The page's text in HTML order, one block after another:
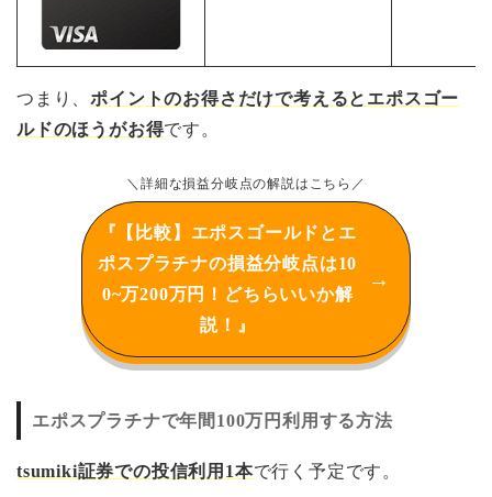
つまり、ポイントのお得さだけで考えるとエポスゴー
ルドのほうがお得です。
＼詳細な損益分岐点の解説はこちら／
『【比較】エポスゴールドとエ
ポスプラチナの損益分岐点は10
0~万200万円！どちらいいか解
説！』
エポスプラチナで年間100万円利用する方法
tsumiki証券での投信利用1本で行く予定です。